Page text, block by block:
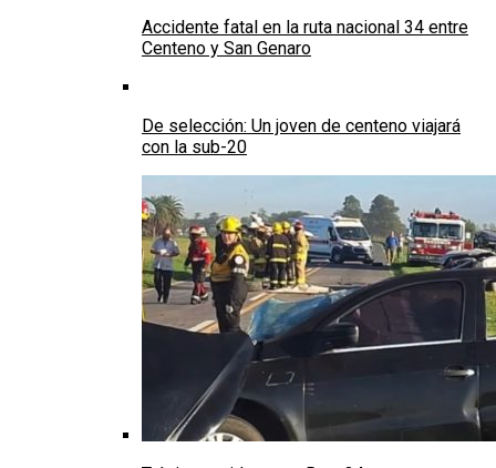
Accidente fatal en la ruta nacional 34 entre
Centeno y San Genaro
De selección: Un joven de centeno viajará
con la sub-20